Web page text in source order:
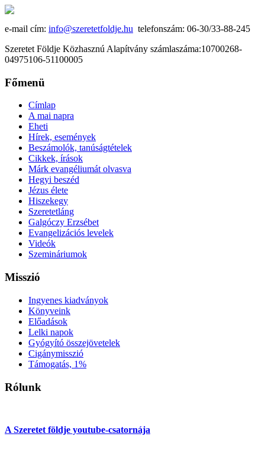
e-mail cím: info@szeretetfoldje.hu telefonszám: 06-30/33-88-245
Szeretet Földje Közhasznú Alapítvány számlaszáma:10700268-
04975106-51100005
Főmenü
Címlap
A mai napra
Eheti
Hírek, események
Beszámolók, tanúságtételek
Cikkek, írások
Márk evangéliumát olvasva
Hegyi beszéd
Jézus élete
Hiszekegy
Szeretetláng
Galgóczy Erzsébet
Evangelizációs levelek
Videók
Szemináriumok
Misszió
Ingyenes kiadványok
Könyveink
Előadások
Lelki napok
Gyógyító összejövetelek
Cigánymisszió
Támogatás, 1%
Rólunk
A Szeretet földje youtube-csatornája